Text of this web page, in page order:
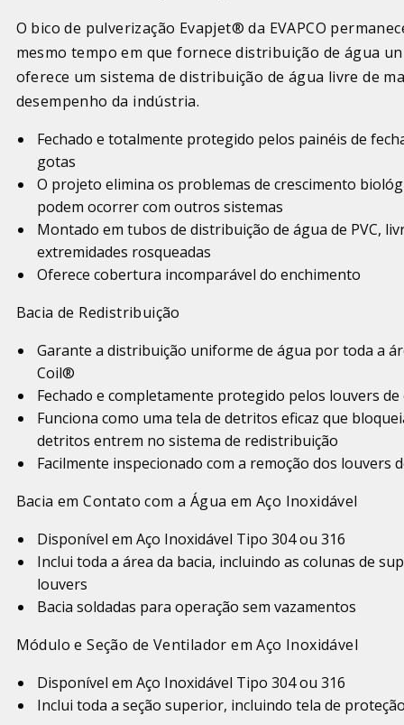
O bico de pulverização Evapjet® da EVAPCO
mesmo tempo em que fornece distribuição de água
oferece um sistema de distribuição de água livre de
desempenho da indústria.
Fechado e totalmente protegido pelos painéis de
gotas
O projeto elimina os problemas de crescimento
podem ocorrer com outros sistemas
Montado em tubos de distribuição de água de PVC,
extremidades rosqueadas
Oferece cobertura incomparável do enchimento
Bacia de Redistribuição
Garante a distribuição uniforme de água por toda a
Coil®
Fechado e completamente protegido pelos louvers
Funciona como uma tela de detritos eficaz que
detritos entrem no sistema de redistribuição
Facilmente inspecionado com a remoção dos louvers
Bacia em Contato com a Água em Aço Inoxidável
Disponível em Aço Inoxidável Tipo 304 ou 316
Inclui toda a área da bacia, incluindo as colunas de
louvers
Bacia soldadas para operação sem vazamentos
Módulo e Seção de Ventilador em Aço Inoxidável
Disponível em Aço Inoxidável Tipo 304 ou 316
Inclui toda a seção superior, incluindo tela de